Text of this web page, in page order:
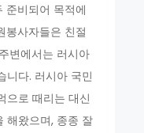
준비되어 목적에
봉사자들은 친절
변에서는 러시아
니다. 러시아 국민
으로 때리는 대신
해왔으며, 종종 잘